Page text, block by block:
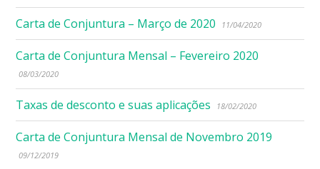
Carta de Conjuntura – Março de 2020 11/04/2020
Carta de Conjuntura Mensal – Fevereiro 2020
08/03/2020
Taxas de desconto e suas aplicações 18/02/2020
Carta de Conjuntura Mensal de Novembro 2019
09/12/2019